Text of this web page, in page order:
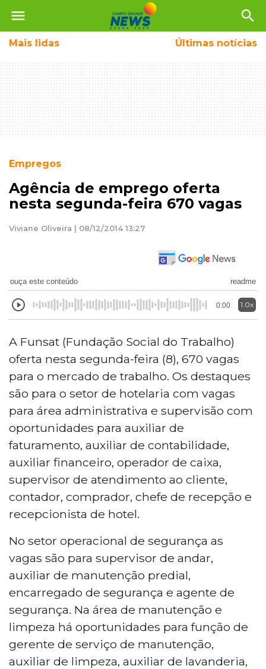
menu search
Mais lidas Últimas notícias
Empregos
Agência de emprego oferta
nesta segunda-feira 670 vagas
Viviane Oliveira | 08/12/2014 13:27
ouça este conteúdo readme
0:00 1.0x
A Funsat (Fundação Social do Trabalho)
oferta nesta segunda-feira (8), 670 vagas
para o mercado de trabalho. Os destaques
são para o setor de hotelaria com vagas
para área administrativa e supervisão com
oportunidades para auxiliar de
faturamento, auxiliar de contabilidade,
auxiliar financeiro, operador de caixa,
supervisor de atendimento ao cliente,
contador, comprador, chefe de recepção e
recepcionista de hotel.
No setor operacional de segurança as
vagas são para supervisor de andar,
auxiliar de manutenção predial,
encarregado de segurança e agente de
segurança. Na área de manutenção e
limpeza há oportunidades para função de
gerente de serviço de manutenção,
auxiliar de limpeza, auxiliar de lavanderia,